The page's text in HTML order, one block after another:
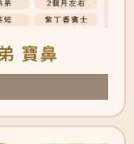
寶鼻